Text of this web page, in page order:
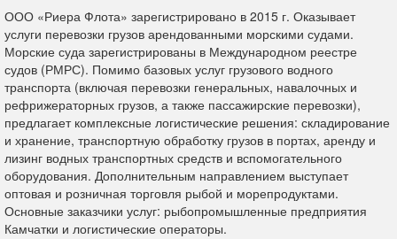
ООО «Риера Флота» зарегистрировано в 2015 г. Оказывает
услуги перевозки грузов арендованными морскими судами.
Морские суда зарегистрированы в Международном реестре
судов (РМРС). Помимо базовых услуг грузового водного
транспорта (включая перевозки генеральных, навалочных и
рефрижераторных грузов, а также пассажирские перевозки),
предлагает комплексные логистические решения: складирование
и хранение, транспортную обработку грузов в портах, аренду и
лизинг водных транспортных средств и вспомогательного
оборудования. Дополнительным направлением выступает
оптовая и розничная торговля рыбой и морепродуктами.
Основные заказчики услуг: рыбопромышленные предприятия
Камчатки и логистические операторы.